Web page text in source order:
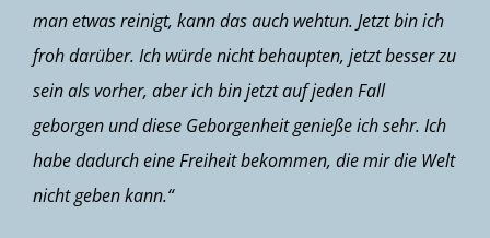
man etwas reinigt, kann das auch wehtun. Jetzt bin ich
froh darüber. Ich würde nicht behaupten, jetzt besser zu
sein als vorher, aber ich bin jetzt auf jeden Fall
geborgen und diese Geborgenheit genieße ich sehr. Ich
habe dadurch eine Freiheit bekommen, die mir die Welt
nicht geben kann.“